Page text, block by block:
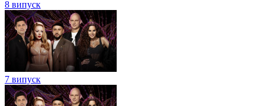
8 випуск
7 випуск